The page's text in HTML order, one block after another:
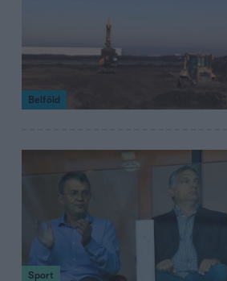
Belföld
Sport